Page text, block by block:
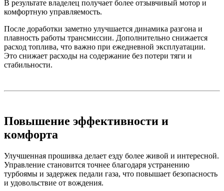
В результате владелец получает более отзывчивый мотор и
комфортную управляемость.
После доработки заметно улучшается динамика разгона и
плавность работы трансмиссии. Дополнительно снижается
расход топлива, что важно при ежедневной эксплуатации.
Это снижает расходы на содержание без потери тяги и
стабильности.
Повышение эффективности и
комфорта
Улучшенная прошивка делает езду более живой и интересной.
Управление становится точнее благодаря устранению
турбоямы и задержек педали газа, что повышает безопасность
и удовольствие от вождения.